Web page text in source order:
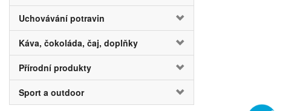
Uchovávání potravin
Káva, čokoláda, čaj, doplňky
Přírodní produkty
Sport a outdoor